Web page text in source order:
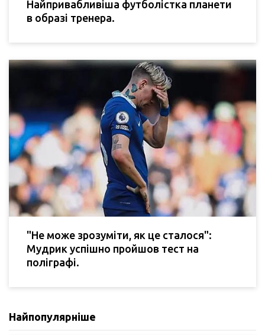
Найпривабливіша футболістка планети
в образі тренера.
"Не може зрозуміти, як це сталося":
Мудрик успішно пройшов тест на
поліграфі.
Найпопулярніше